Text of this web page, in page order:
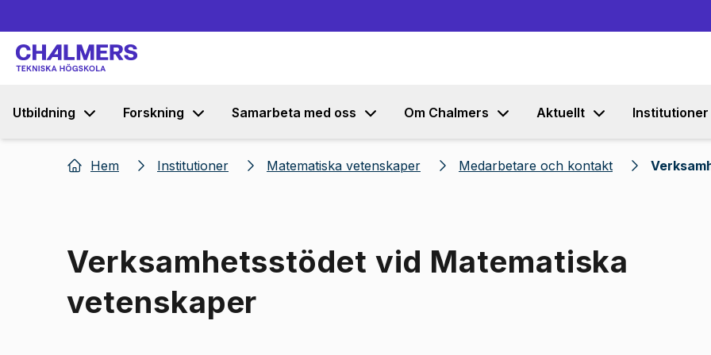
Utbildning Forskning Samarbeta med oss Om Chalmers Aktuellt Institutioner
Hem Institutioner Matematiska vetenskaper Medarbetare och kontakt
Verksamhetsstödet vid Matematiska
vetenskaper